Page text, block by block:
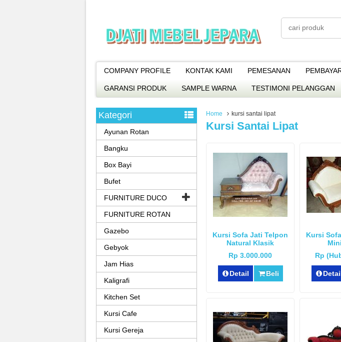
COMPANY PROFILE KONTAK KAMI PEMESANAN
GARANSI PRODUK SAMPLE WARNA TESTIMONI PELANGGAN
Home kursi santai lipat
Kursi Santai Lipat
Kursi Sofa Jati Telpon
Natural Klasik
Rp 3.000.000
Detail Beli
Kursi
Rp
Kategori
Ayunan Rotan
Bangku
Box Bayi
Bufet
FURNITURE DUCO
FURNITURE ROTAN
Gazebo
Gebyok
Jam Hias
Kaligrafi
Kitchen Set
Kursi Cafe
Kursi Gereja